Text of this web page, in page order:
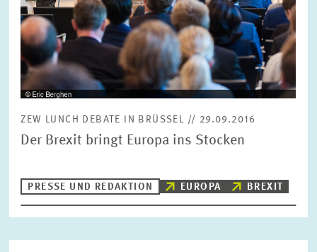
ZEW LUNCH DEBATE IN BRÜSSEL // 29.09.2016
Der Brexit bringt Europa ins Stocken
PRESSE UND REDAKTION EUROPA BREXIT